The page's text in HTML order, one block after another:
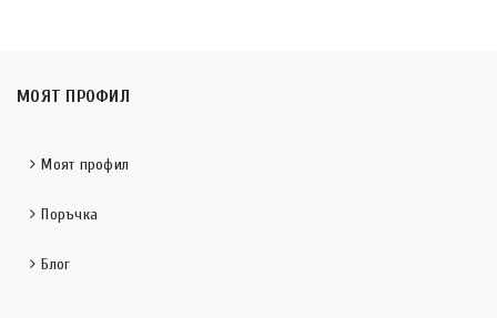
МОЯТ ПРОФИЛ
Моят профил
Поръчка
Блог